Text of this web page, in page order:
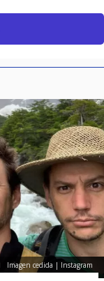
Imagen cedida | Instagram